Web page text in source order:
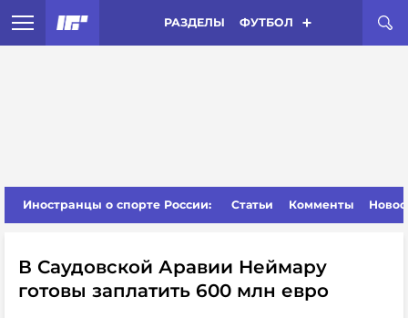
РАЗДЕЛЫ ФУТБОЛ
Иностранцы о спорте России: Статьи Комменты
В Саудовской Аравии Неймару
готовы заплатить 600 млн евро